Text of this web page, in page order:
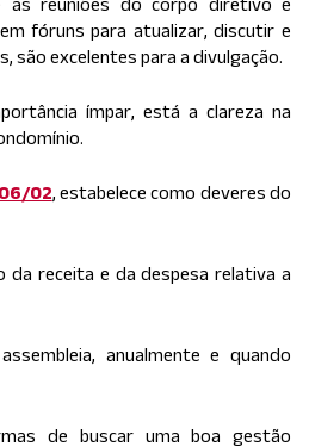
fóruns para atualizar, discutir e
são excelentes para a divulgação.
ímpar, está a clareza na
02, estabelece como deveres do
da receita e da despesa relativa a
anualmente e quando
de buscar uma boa gestão